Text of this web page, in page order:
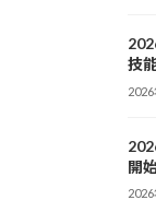
技
開